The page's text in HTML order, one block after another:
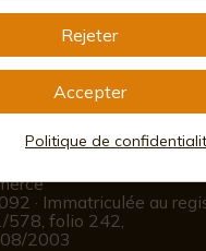
de 09h00 à 15h00
· Immatriculée au
578, folio 242,
2003
Rejeter
Accepter
Politique de